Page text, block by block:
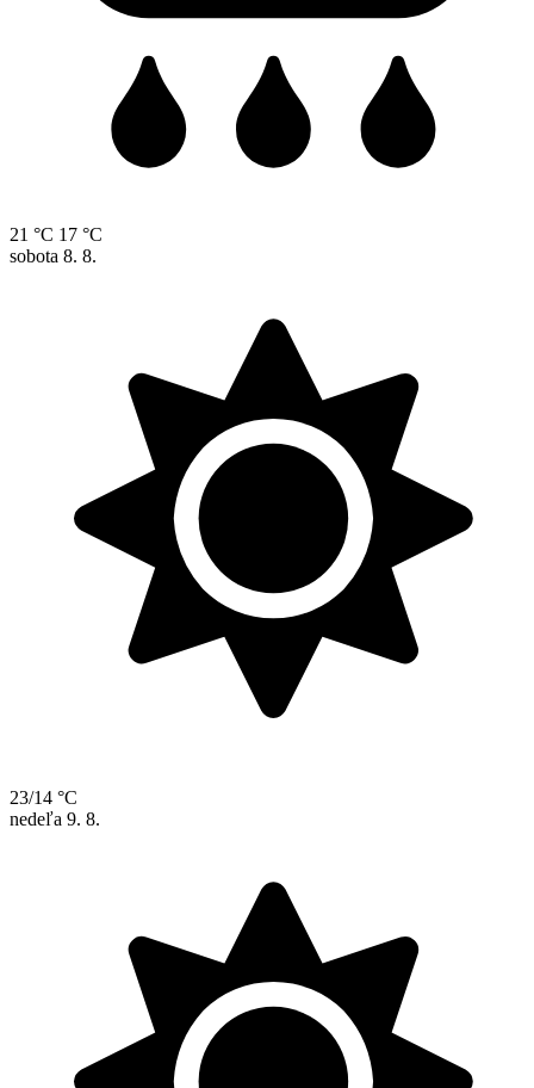
21 °C 17 °C
sobota 8. 8.
23/14 °C
nedeľa 9. 8.